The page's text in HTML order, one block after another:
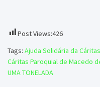
Post Views:426
Tags: Ajuda Solidária da Cáritas
Cáritas Paroquial de Macedo
UMA TONELADA